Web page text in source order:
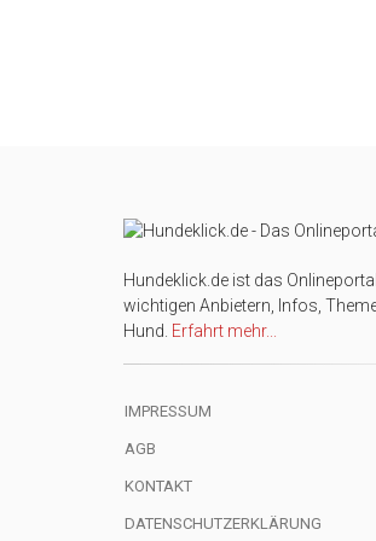
Hundeklick.de ist das
wichtigen Anbietern, Infos,
Hund. Erfahrt mehr...
IMPRESSUM
AGB
KONTAKT
DATENSCHUTZERKLÄRUNG